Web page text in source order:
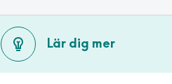
Lär dig mer